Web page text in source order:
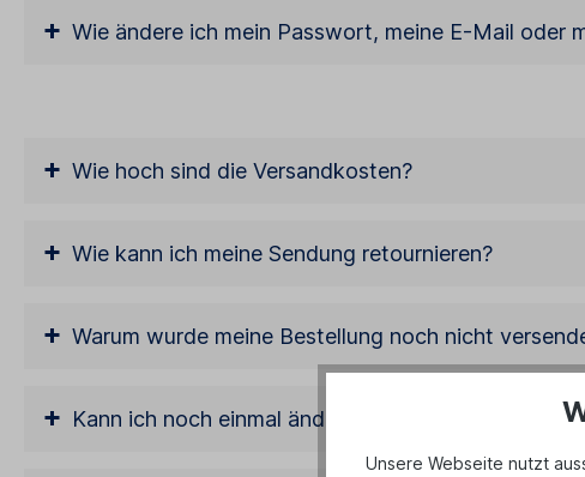
+ Wie ändere ich mein Passwort, meine E-Mail oder
+ Wie hoch sind die Versandkosten?
+ Wie kann ich meine Sendung retournieren?
+ Warum wurde meine Bestellung noch nicht
+ Kann ich noch einmal ändern, wann und wie mein
Unsere Webseite nutzt